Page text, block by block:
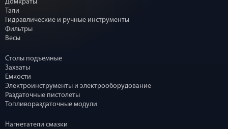
Домкраты
Тали
Гидравлические и ручные инструменты
Фильтры
Весы
Столы подъемные
Захваты
Емкости
Электроинструменты и электрооборудование
Раздаточные пистолеты
Топливораздаточные модули
Нагнетатели смазки